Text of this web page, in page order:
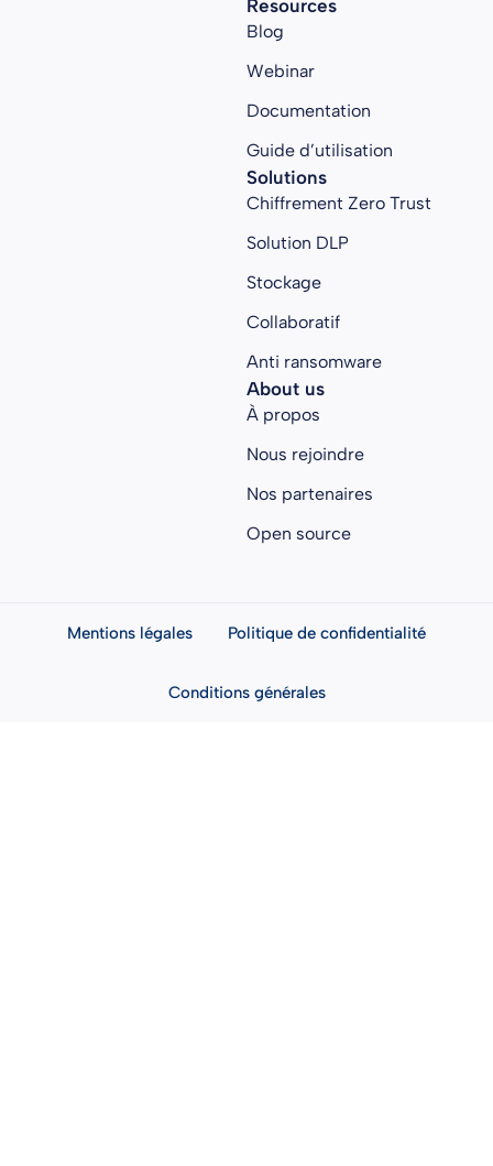
Resources
Blog
Webinar
Documentation
Guide d’utilisation
Solutions
Chiffrement Zero Trust
Solution DLP
Stockage
Collaboratif
Anti ransomware
About us
À propos
Nous rejoindre
Nos partenaires
Open source
Mentions légales Politique de confidentialité
Conditions générales